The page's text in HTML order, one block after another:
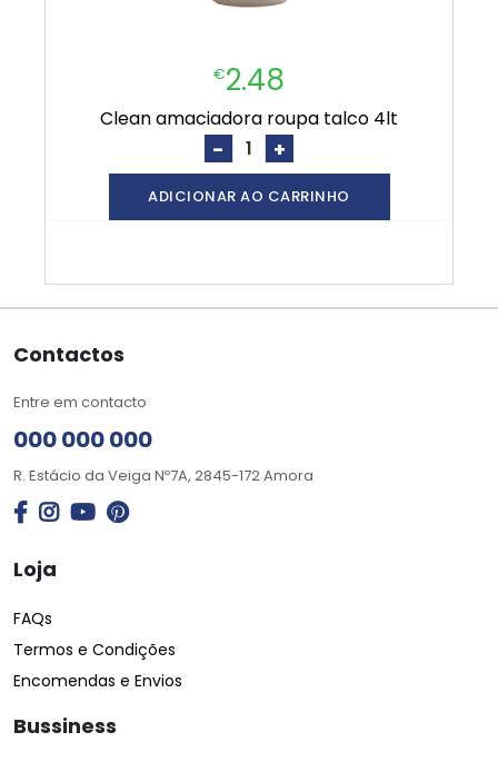
€2.48
clean amaciadora roupa talco 4lt
- +
ADICIONAR AO CARRINHO
Contactos
Entre em contacto
000 000 000
R. Estácio da Veiga Nº7A, 2845-172 Amora
Loja
FAQs
Termos e Condições
Encomendas e Envios
Bussiness